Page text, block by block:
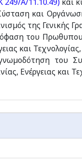
και
της Γενικής
του
και
του
Ενέργειας και